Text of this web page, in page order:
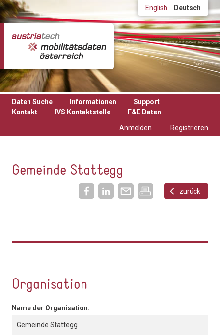
Direkt zum Inhalt English Deutsch
Daten Suche Informationen
Support
Kontakt
IVS Kontaktstelle
F&E Daten
Anmelden
Registrieren
Gemeinde Stattegg
zurück
Organisation
Name der Organisation:
Gemeinde Stattegg